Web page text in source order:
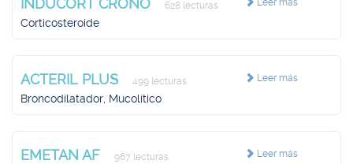
Leer más
INDUCORT CRONO 628 lecturas
Corticosteroide
Leer más
ACTERIL PLUS 499 lecturas
Broncodilatador, Mucolítico
Leer más
EMETAN AF 967 lecturas